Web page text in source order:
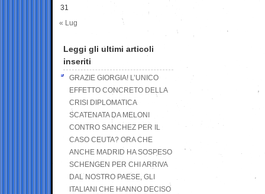
31
« Lug
Leggi gli ultimi articoli
inseriti
GRAZIE GIORGIA! L’UNICO
EFFETTO CONCRETO DELLA
CRISI DIPLOMATICA
SCATENATA DA MELONI
CONTRO SANCHEZ PER IL
CASO CEUTA? ORA CHE
ANCHE MADRID HA SOSPESO
SCHENGEN PER CHI ARRIVA
DAL NOSTRO PAESE, GLI
ITALIANI CHE HANNO DECISO